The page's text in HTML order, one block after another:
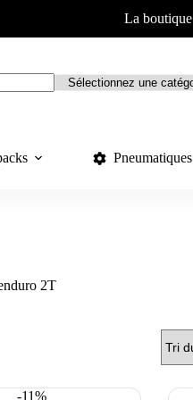
La boutique
Pneumatiques
2T
-11%